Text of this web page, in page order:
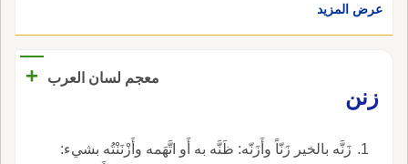
عرض المزيد
معجم لسان العرب
+
زنن
زَنَّه بالخير زَنّاً وأَزَنّه: ظَنَّه به أَو اتَّهَمه وأَزْنَنْتُه بشيء: